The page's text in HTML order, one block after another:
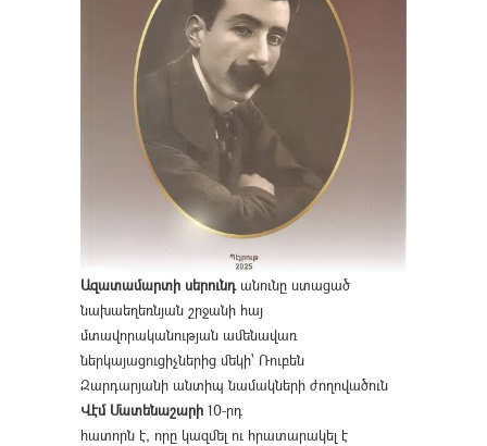
Ազատամարտի սերունդանունը ստացած
նախաեղեռնյան շրջանի հայ
մտավորականության ամենավառ
ներկայացուցիչներից մեկի՝ Ռուբեն
Զարդարյանի անտիպ նամակների ժողովածուն
Վէմ Մատենաշարի 10-րդ
հատորն է, որը կազմել ու հրատարակել է